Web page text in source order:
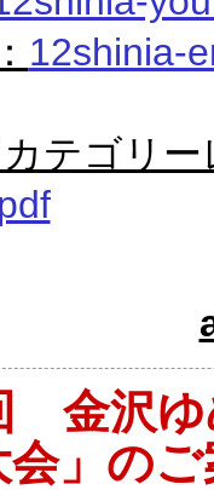
12shinia-
テゴリ
金沢
」のご